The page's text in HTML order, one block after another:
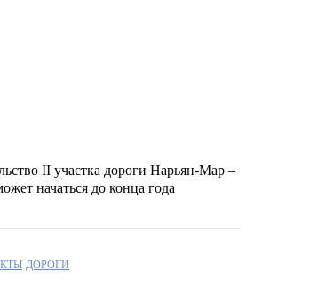
II участка дороги Нарьян-Мар –
начаться до конца года
ДОРОГИ